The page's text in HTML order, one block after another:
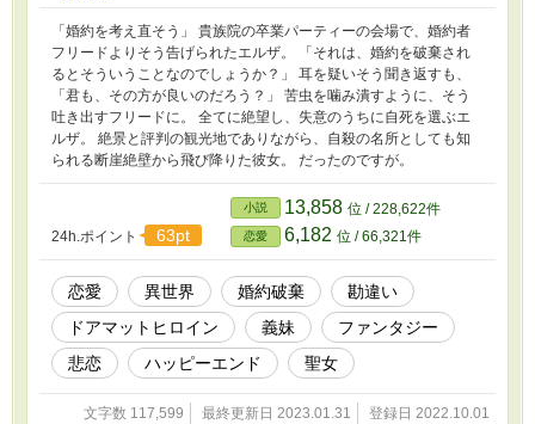
「婚約を考え直そう」 貴族院の卒業パーティーの会場で、婚約者
フリードよりそう告げられたエルザ。 「それは、婚約を破棄され
るとそういうことなのでしょうか？」 耳を疑いそう聞き返すも、
「君も、その方が良いのだろう？」 苦虫を噛み潰すように、そう
吐き出すフリードに。 全てに絶望し、失意のうちに自死を選ぶエ
ルザ。 絶景と評判の観光地でありながら、自殺の名所としても知
られる断崖絶壁から飛び降りた彼女。 だったのですが。
24h.ポイント 63pt
小説 13,858 位 / 228,622件
恋愛 6,182 位 / 66,321件
恋愛 異世界 婚約破棄
勘違い
ドアマットヒロイン
義妹
ファンタジー
悲恋
ハッピーエンド 聖女
文字数 117,599 最終更新日 2023.01.31 登録日 2022.10.01